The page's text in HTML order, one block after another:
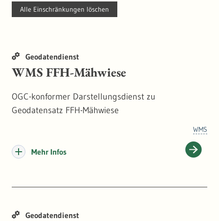
Alle Einschränkungen löschen
Geodatendienst
WMS FFH-Mähwiese
OGC-konformer Darstellungsdienst zu
Geodatensatz FFH-Mähwiese
WMS
Mehr Infos
Geodatendienst